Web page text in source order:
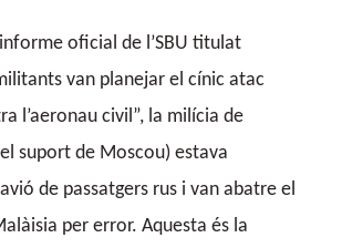
oficial de l’SBU titulat
van planejar el cínic atac
l’aeronau civil”, la milícia de
suport de Moscou) estava
de passatgers rus i van abatre el
per error. Aquesta és la